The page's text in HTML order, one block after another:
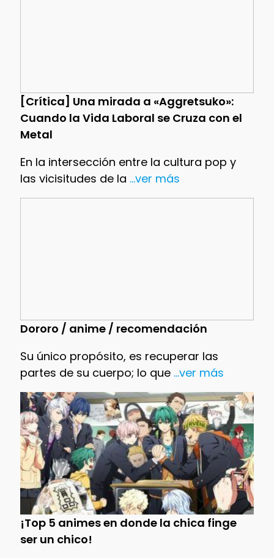
[Crítica] Una mirada a «Aggretsuko»:
Cuando la Vida Laboral se Cruza con el
Metal
En la intersección entre la cultura pop y
las vicisitudes de la ...ver más
Dororo / anime / recomendación
Su único propósito, es recuperar las
partes de su cuerpo; lo que...ver más
¡Top 5 animes en donde la chica finge
ser un chico!